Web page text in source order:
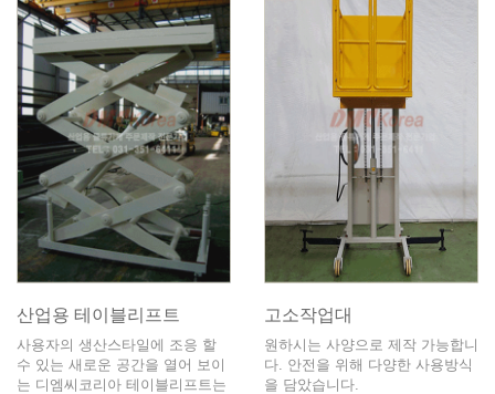
산업용 테이블리프트
사용자의 생산스타일에 조응 할
수 있는 새로운 공간을 열어 보이
는 디엠씨코리아 테이블리프트는
고소작업대
원하시는 사양으로 제작 가능합니
다. 안전을 위해 다양한 사용방식
을 담았습니다.